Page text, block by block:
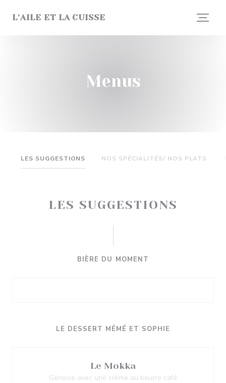
L'AILE ET LA CUISSE
Menus
LES SUGGESTIONS NOS SPÉCIALITÉS/ NOS PLATS
LES SUGGESTIONS
BIÈRE DU MOMENT
LE DESSERT MÉMÉ ET SOPHIE
Le Mokka
Génoise avec une crème au beurre café